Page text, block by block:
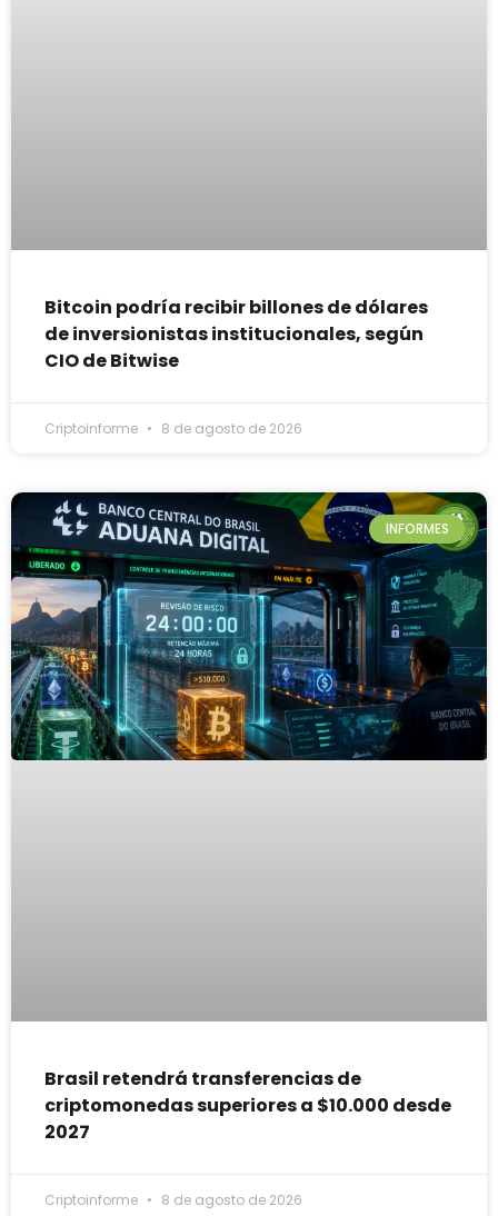
Bitcoin podría recibir billones de dólares
de inversionistas institucionales, según
CIO de Bitwise
Criptoinforme 8 de agosto de 2026
INFORMES
Brasil retendrá transferencias de
criptomonedas superiores a $10.000 desde
2027
Criptoinforme 8 de agosto de 2026